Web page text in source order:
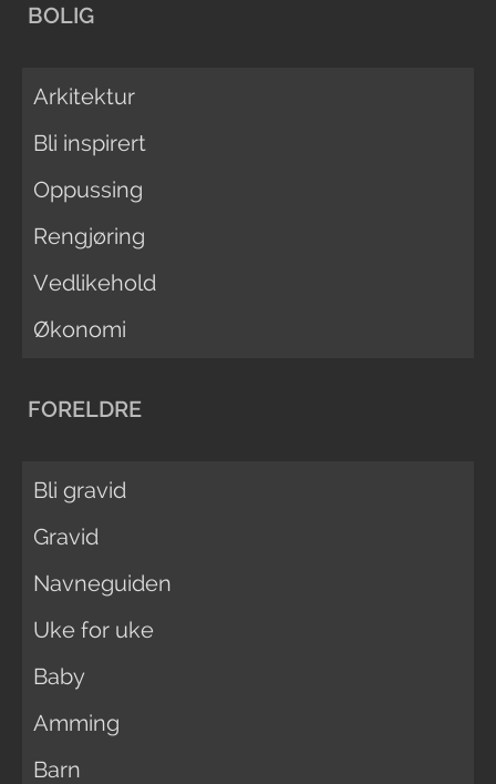
BOLIG
Arkitektur
Bli inspirert
Oppussing
Rengjøring
Vedlikehold
Økonomi
FORELDRE
Bli gravid
Gravid
Navneguiden
Uke for uke
Baby
Amming
Barn